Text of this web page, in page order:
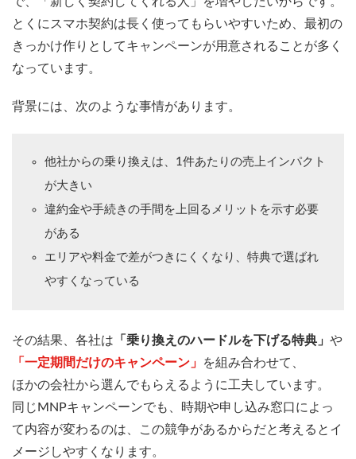
とくにスマホ契約は長く使ってもらいやすいため、最初の
きっかけ作りとしてキャンペーンが用意されることが多く
なっています。
背景には、次のような事情があります。
他社からの乗り換えは、1件あたりの売上インパクト
が大きい
違約金や手続きの手間を上回るメリットを示す必要
がある
エリアや料金で差がつきにくくなり、特典で選ばれ
やすくなっている
その結果、各社は 「乗り換えのハードルを下げる特典」 や
「一定期間だけのキャンペーン」
を組み合わせて、
ほかの会社から選んでもらえるように工夫しています。
同じMNPキャンペーンでも、時期や申し込み窓口によっ
て内容が変わるのは、この競争があるからだと考えるとイ
メージしやすくなります。